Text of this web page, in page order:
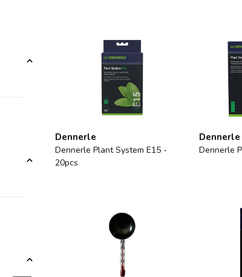
Dennerle
Dennerle Plant System E15 -
20pcs
Dennerle
Dennerle